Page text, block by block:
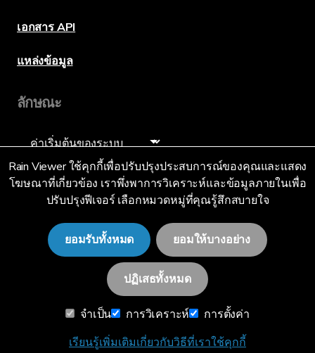
Rain Viewer ใช้คุกกี้เพื่อปรับปรุงประสบการณ์ของคุณและแสดง
โฆษณาที่เกี่ยวข้อง เราพึ่งพาการวิเคราะห์และข้อมูลภายในเพื่อ
ปรับปรุงฟีเจอร์ เลือกหมวดหมู่ที่คุณรู้สึกสบายใจ
ยอมรับทั้งหมด ยอมให้บางอย่าง
ปฏิเสธทั้งหมด
จำเป็น การวิเคราะห์
การตั้งค่า
เรียนรู้เพิ่มเติมเกี่ยวกับวิธีที่เราใช้คุกกี้
เอกสาร API
แหล่งข้อมูล
ลักษณะ
ภาษา
แบบไทย (TH)
© 2026 RainViewer,MeteoLab Inc.
ประกาศความเป็นส่วนตัว ข้อกำหนดและเงื่อนไข